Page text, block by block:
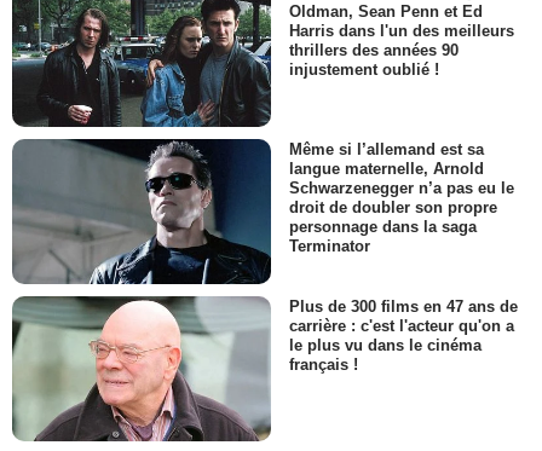
Oldman, Sean Penn et Ed
Harris dans l'un des meilleurs
thrillers des années 90
injustement oublié !
Même si l’allemand est sa
langue maternelle, Arnold
Schwarzenegger n’a pas eu le
droit de doubler son propre
personnage dans la saga
Terminator
Plus de 300 films en 47 ans de
carrière : c'est l'acteur qu'on a
le plus vu dans le cinéma
français !